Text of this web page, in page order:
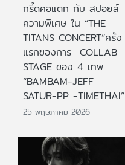
กรี๊ดคอแตก กับ สปอยล์
ความพิเศษ ใน “THE
TITANS CONCERT”ครั้ง
แรกของการ COLLAB
STAGE ของ 4 เทพ
“BAMBAM-JEFF
SATUR-PP -TIMETHAI”
25 พฤษภาคม 2026